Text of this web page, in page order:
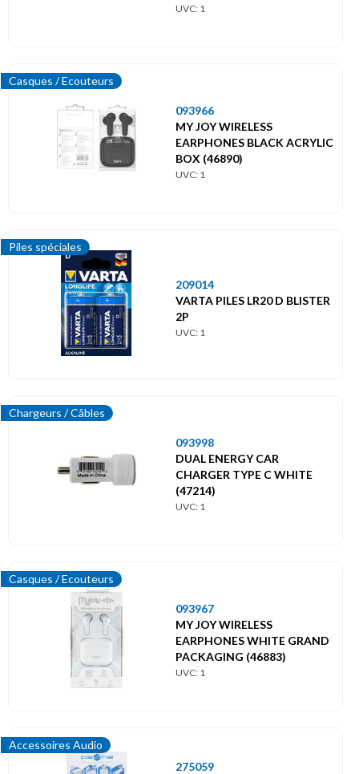
UVC: 1
Casques / Ecouteurs
093966
MY JOY WIRELESS
EARPHONES BLACK ACRYLIC
BOX (46890)
UVC: 1
Piles spéciales
209014
VARTA PILES LR20 D BLISTER
2P
UVC: 1
Chargeurs / Câbles
093998
DUAL ENERGY CAR
CHARGER TYPE C WHITE
(47214)
UVC: 1
Casques / Ecouteurs
093967
MY JOY WIRELESS
EARPHONES WHITE GRAND
PACKAGING (46883)
UVC: 1
Accessoires Audio
275059